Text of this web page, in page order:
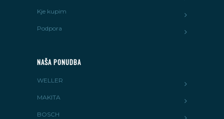
Kje kupim
Podpora
NAŠA PONUDBA
WELLER
MAKITA
BOSCH